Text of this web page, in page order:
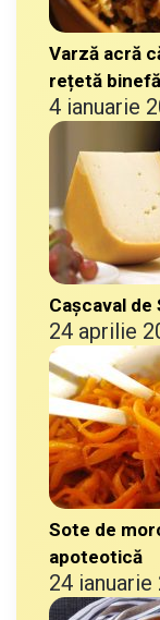
Varză acră
rețetă
4 ianuarie
Cașcaval de
24 aprilie
Sote de
apoteotică
24 ianuarie